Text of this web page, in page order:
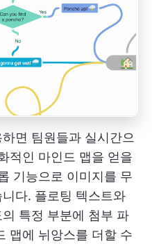
면 팀원들과 실시간으
적인 마인드 맵을 얻을
기능으로 이미지를 무
다. 플로팅 텍스트와
특정 부분에 첨부 파
맵에 뉘앙스를 더할 수